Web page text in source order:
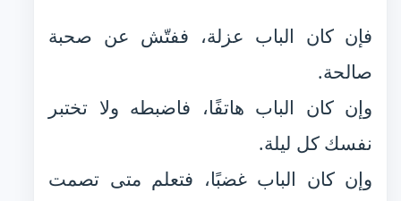
فإن كان الباب عزلة، ففتّش عن صحبة
صالحة.
وإن كان الباب هاتفًا، فاضبطه ولا تختبر
نفسك كل ليلة.
وإن كان الباب غضبًا، فتعلم متى تصمت